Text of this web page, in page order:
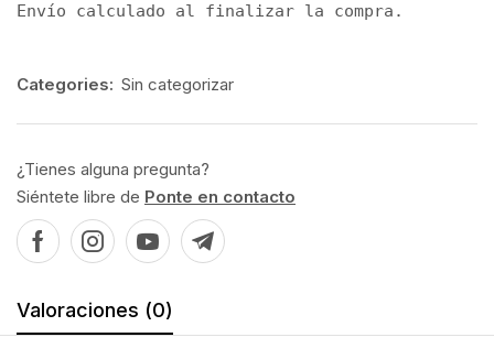
Envío calculado al finalizar la compra.
Categories: Sin categorizar
¿Tienes alguna pregunta?
Siéntete libre de Ponte en contacto
Valoraciones (0)